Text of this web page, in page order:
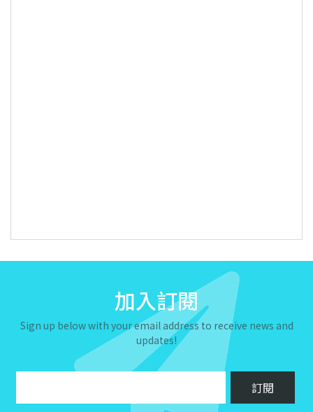
加入訂閱
Sign up below with your email address to receive news and
updates!